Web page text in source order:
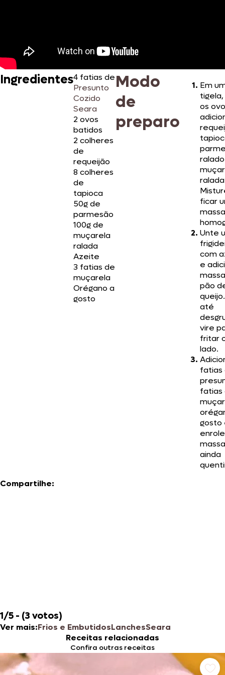
Ingredientes4 fatias de
Presunto
Cozido
Seara
2 ovos
batidos
2 colheres
de
requeijão
8 colheres
de
tapioca
50g de
parmesão
100g de
muçarela
ralada
Azeite
3 fatias de
muçarela
Orégano a
gosto
Modo
de
preparo
Em
os
ficar
massa
Unte
com
e
pão
até
vire
fritar
lado.
fatias
fatias
gosto
ainda
Compartilhe:
1/5 - (3 votos)
Ver mais:Frios e EmbutidosLanchesSeara
Receitas relacionadas
Confira outras receitas